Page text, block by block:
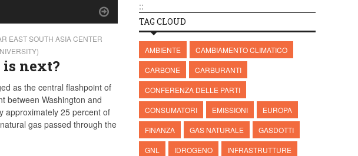
::
EAST SOUTH ASIA CENTER
next?
as the central flashpoint of
between Washington and
approximately 25 percent of
gas passed through the
TAG CLOUD
AMBIENTE
CAMBIAMENTO CLIMATICO
CARBONE
CARBURANTI
CONFERENZA DELLE PARTI
CONSUMATORI
EMISSIONI
EUROPA
FINANZA
GAS NATURALE
GASDOTTI
GNL
IDROGENO
INFRASTRUTTURE